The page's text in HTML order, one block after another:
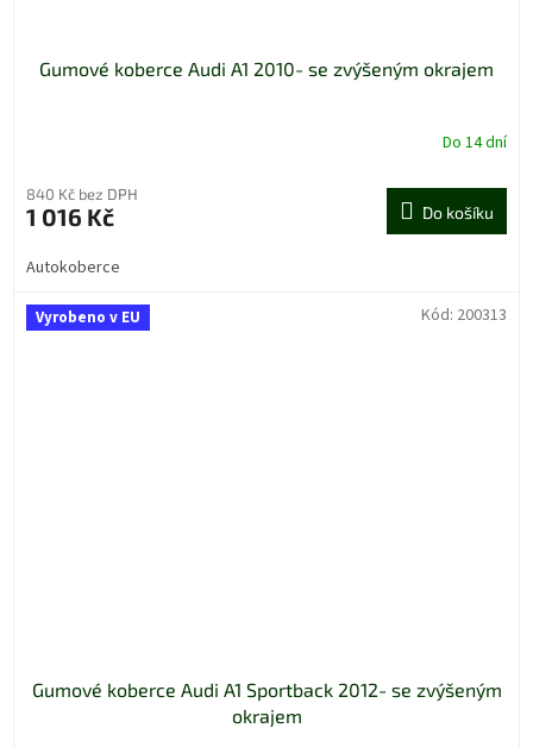
Gumové koberce Audi A1 2010- se zvýšeným okrajem
Do 14 dní
840 Kč bez DPH
1 016 Kč Do košíku
Autokoberce
Vyrobeno v EU
Gumové koberce Audi A1 Sportback 2012- se zvýšeným
okrajem
Kód: 200313